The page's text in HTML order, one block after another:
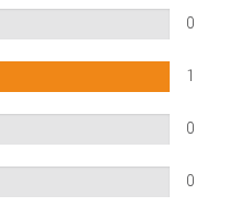
0
1
0
0